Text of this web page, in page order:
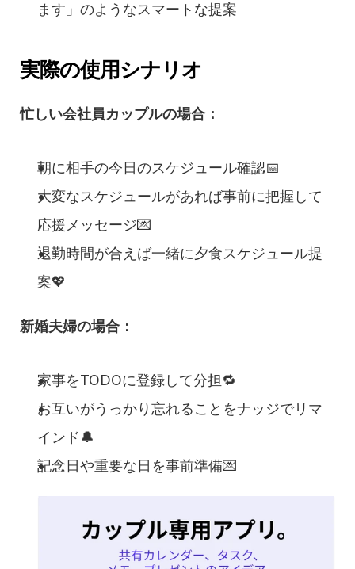
ます」のようなスマートな提案
実際の使用シナリオ
忙しい会社員カップルの場合：
朝に相手の今日のスケジュール確認📅
大変なスケジュールがあれば事前に把握して
応援メッセージ💌
退勤時間が合えば一緒に夕食スケジュール提
案💖
新婚夫婦の場合：
家事をTODOに登録して分担🔁
お互いがうっかり忘れることをナッジでリマ
インド🔔
記念日や重要な日を事前準備💌